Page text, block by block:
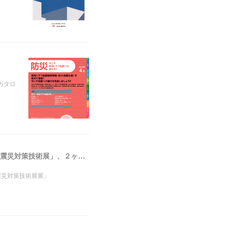
タロ
２月７〜９日 第４５回工業技術見本市「テクニカルショウ ヨコハマ２０２４」、２月８〜９日 「震災対策技術展」、２ヶ所に出展
対策技術展展」